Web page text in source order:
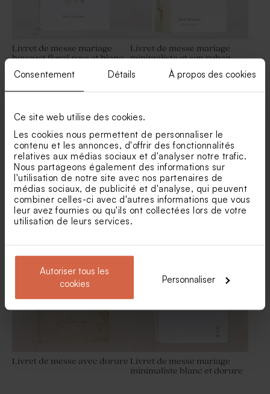
Consentement Détails À propos des cookies
Ce site web utilise des cookies.
Les cookies nous permettent de personnaliser le
contenu et les annonces, d'offrir des fonctionnalités
relatives aux médias sociaux et d'analyser notre trafic.
Nous partageons également des informations sur
l'utilisation de notre site avec nos partenaires de
médias sociaux, de publicité et d'analyse, qui peuvent
combiner celles-ci avec d'autres informations que vous
leur avez fournies ou qu'ils ont collectées lors de votre
utilisation de leurs services.
Autoriser tous les
cookies
Personnaliser
Carton réponse mariage
aquarelle verte et dorure
Carton réponse mariage
aquarelle verte et dorure
Stickers rond mariage
aquarelle verte
Save the date mariage
aquarelle verte
Livret de messe mariage
bouquet floral rose et blanc
Livret de messe mariage
minimaliste et son ruban
Livret de messe mariage
initiales en lumière et dorure
Livret de messe mariage
minimaliste et son ruban
vert
Livret de messe avec dorure Livret de messe mariage
minimaliste blanc et dorure